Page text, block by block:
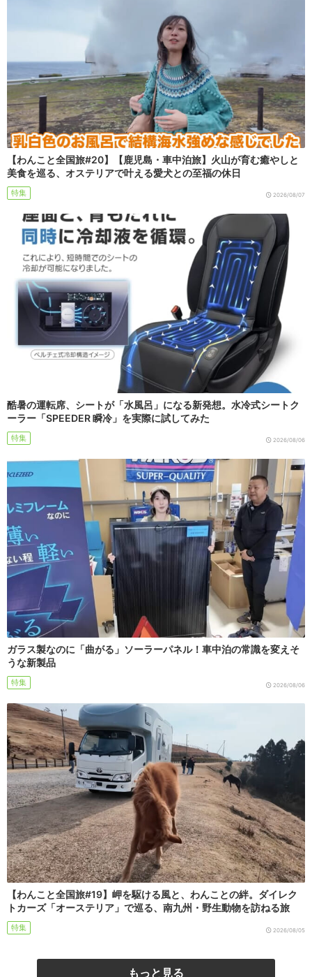
【わんこと全国旅#20】【鹿児島・車中泊旅】火山が育む癒やしと
美食を巡る、オステリアで叶える愛犬との至福の休日
特集 2026/08/07
酷暑の運転席、シートが「水風呂」になる新発想。水冷式シートク
ーラー「SPEEDER 瞬冷」を実際に試してみた
特集 2026/08/06
ガラス製なのに「曲がる」ソーラーパネル！車中泊の常識を変えそ
うな新製品
特集 2026/08/06
【わんこと全国旅#19】岬を駆ける風と、わんことの絆。ダイレク
トカーズ「オーステリア」で巡る、南九州・野生動物を訪ねる旅
特集 2026/08/05
もっと見る